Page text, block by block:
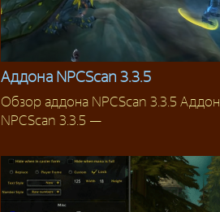
Аддоны для достижений
Аддона NPCScan 3.3.5
Обзор аддона NPCScan 3.3.5 Аддон
NPCScan 3.3.5 —